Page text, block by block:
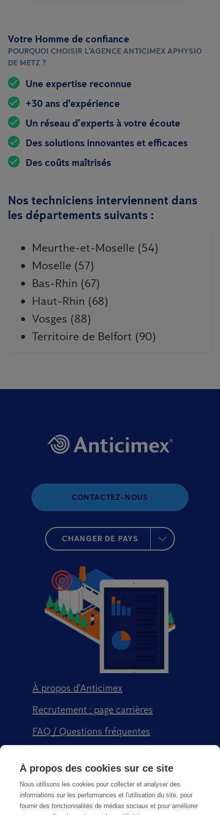
Votre Homme de confiance
POURQUOI CHOISIR L'AGENCE ANTICIMEX APHYSIO
DE METZ ?
Une expertise reconnue
+30 ans d'expérience
Un réseau d’experts à votre écoute
Des solutions innovantes et efficaces
Des coûts maîtrisés
Nos techniciens interviennent dans
les départements suivants :
Meurthe-et-Moselle (54)
Moselle (57)
Bas-Rhin (67)
Haut-Rhin (68)
Vosges (88)
Territoire de Belfort (90)
CONTACTEZ-NOUS
CHANGER DE PAYS
À propos d'Anticimex
Recrutement : page carrières
FAQ / Questions fréquentes
Conditions générales de vente CGPS
À propos des cookies sur ce site
Nous utilisons les cookies pour collecter et analyser des
informations sur les performances et l'utilisation du site, pour
fournir des fonctionnalités de médias sociaux et pour améliorer